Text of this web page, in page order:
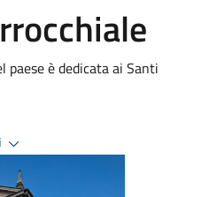
paese è dedicata ai Santi